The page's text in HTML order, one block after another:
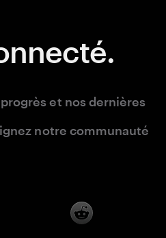
et nos dernières
notre communauté